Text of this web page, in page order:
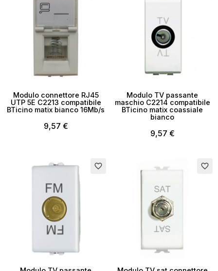
Modulo connettore RJ45
UTP 5E C2213 compatibile
BTicino matix bianco 16Mb/s
9,57 €
Modulo TV passante
maschio C2214 compatibile
BTicino matix coassiale
bianco
9,57 €
favorite_border favorite_border